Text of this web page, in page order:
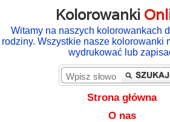
Kolorowanki
Witamy na naszych kolorowankach
rodziny. Wszystkie nasze kolorowanki
wydrukować lub
Strona główna
O nas